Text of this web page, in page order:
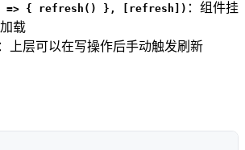
=> { refresh() }, [refresh]) ：组件挂
载
：上层可以在写操作后手动触发刷新